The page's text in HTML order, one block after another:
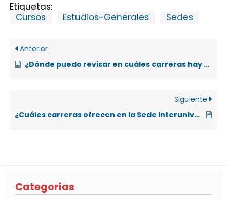
Categorías
Etiquetas:
Cursos
Estudios-Generales Sedes
Anterior
¿Dónde puedo revisar en cuáles carreras hay espacios disponibles?
Siguiente
¿Cuáles carreras ofrecen en la Sede Interuniversitaria-UNA, en Alajuela?